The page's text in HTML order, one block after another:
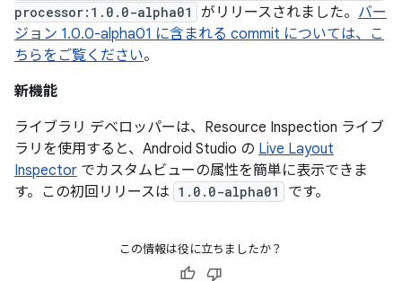
processor:1.0.0-alpha01
がリリースされました。 バー
ジョン 1.0.0-alpha01 に含まれる commit については、こ
ちらをご覧ください。
新機能
ライブラリ デベロッパーは、Resource Inspection ライブ
ラリを使用すると、Android Studio の Live Layout
Inspector でカスタムビューの属性を簡単に表示できま
す。この初回リリースは 1.0.0-alpha01 です。
この情報は役に立ちましたか？